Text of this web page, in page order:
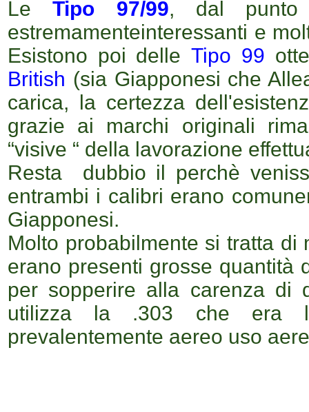
LeTipo 97/99, dal punto
estremamenteinteressanti e
Esistono poi delleTipo 99
British (sia Giapponesi che
carica, la certezza
grazie ai marchi originali
“visive “ della lavorazione
Resta dubbio il perchè
entrambi i calibri erano
Giapponesi.
Molto probabilmente si tratta di
erano presenti grosse quantità
per sopperire alla carenza
utilizza la .303 che era
prevalentemente aereo uso